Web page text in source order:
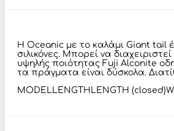
Η Oceanic με το καλάμι Giant tail
σιλικόνες. Μπορεί να
υψηλής ποιότητας Fuji Alconite
τα πράγματα είναι δύσκολα.
MODEL LENGTHLENGTH